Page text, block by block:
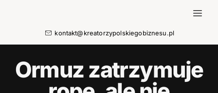
kontakt@kreatorzypolskiegobiznesu.pl
Ormuz zatrzymuje